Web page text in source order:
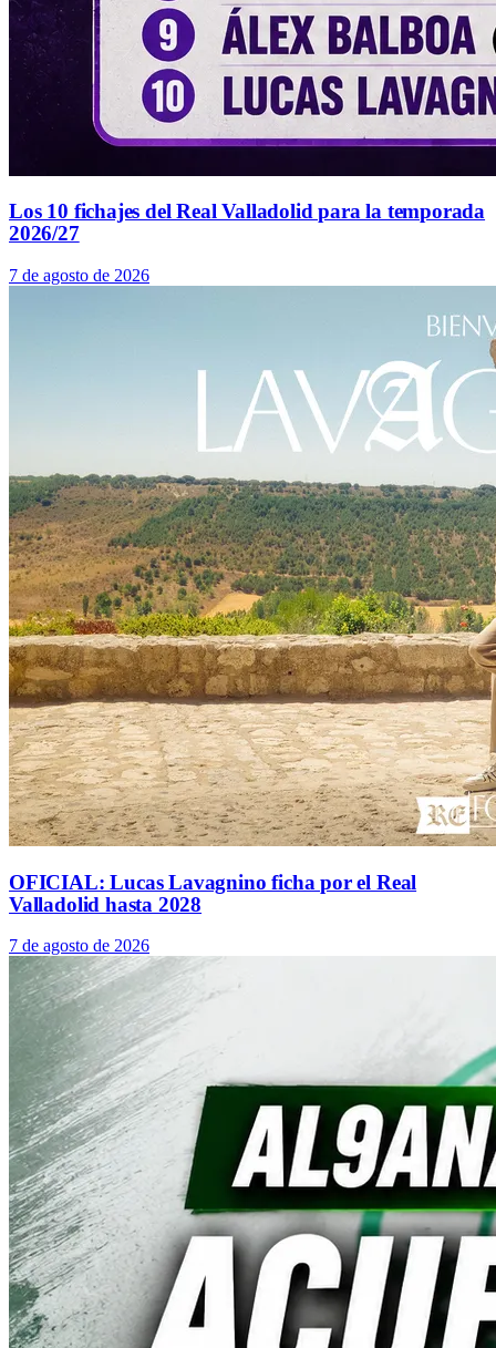
Los 10 fichajes del Real Valladolid para la temporada
2026/27
7 de agosto de 2026
OFICIAL: Lucas Lavagnino ficha por el Real
Valladolid hasta 2028
7 de agosto de 2026